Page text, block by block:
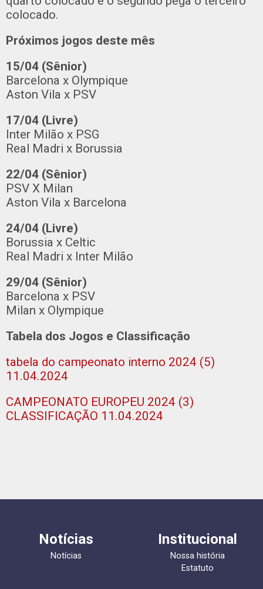
colocado.
Próximos jogos deste mês
15/04 (Sênior)
Barcelona x Olympique
Aston Vila x PSV
17/04 (Livre)
Inter Milão x PSG
Real Madri x Borussia
22/04 (Sênior)
PSV X Milan
Aston Vila x Barcelona
24/04 (Livre)
Borussia x Celtic
Real Madri x Inter Milão
29/04 (Sênior)
Barcelona x PSV
Milan x Olympique
Tabela dos Jogos e Classificação
tabela do campeonato interno 2024 (5)
11.04.2024
CAMPEONATO EUROPEU 2024 (3)
CLASSIFICAÇÃO 11.04.2024
Notícias
Notícias
Institucional
Nossa história
Estatuto